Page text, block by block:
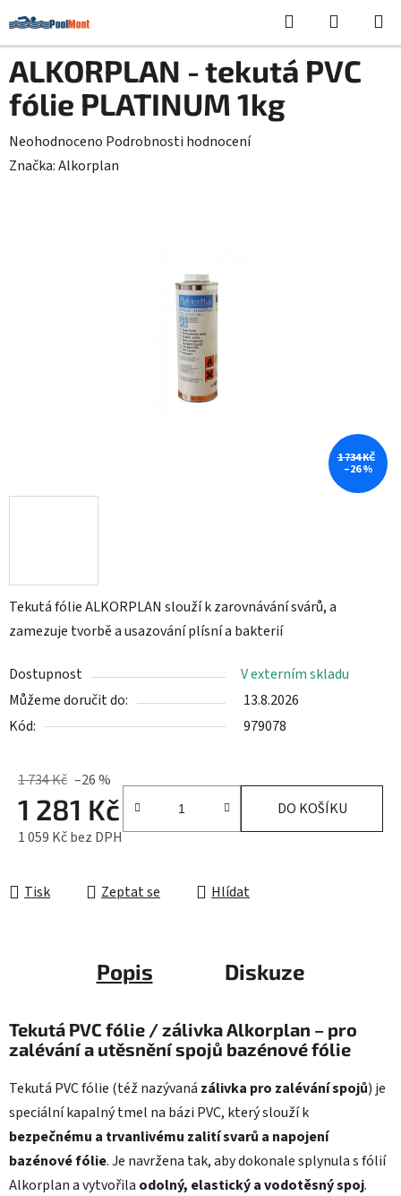
na
obsah
Hledat
KOŠÍK
P
o
s
t
r
Tekutá fólie ALKORPLAN slouží k zarovnávání svárů, a
zamezuje tvorbě a usazování plísní a bakterií
Dostupnost
V externím skladu
Můžeme doručit do:
13.8.2026
Kód:
979078
1 734 Kč –26 %
1 281 Kč
1 059 Kč bez DPH
DO KOŠÍKU
Tisk Zeptat se Hlídat
ALKORPLAN - tekutá PVC
fólie PLATINUM 1kg
Průměrné
hodnocení
Neohodnoceno Podrobnosti hodnocení
Značka:Alkorplan
1 734 KČ
–26 %
Popis Diskuze
Tekutá PVC fólie / zálivka Alkorplan – pro
zalévání a utěsnění spojů bazénové fólie
Tekutá PVC fólie (též nazývaná zálivka pro zalévání spojů) je
speciální kapalný tmel na bázi PVC, který slouží k
bezpečnému a trvanlivému zalití svarů a napojení
bazénové fólie. Je navržena tak, aby dokonale splynula s fólií
Alkorplan a vytvořila odolný, elastický a vodotěsný spoj.